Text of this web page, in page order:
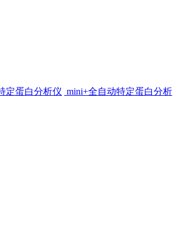
定蛋白分析仪 mini+全自动特定蛋白分析